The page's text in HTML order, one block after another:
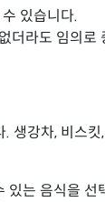
있습니다.
더라도 임의로
생강차, 비스킷
있는 음식을 선